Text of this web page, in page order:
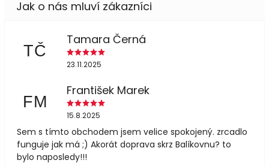
TČ
Tamara Černá
23.11.2025
FM
František Marek
15.8.2025
Sem s tímto obchodem jsem velice spokojený. zrcadlo
funguje jak má ;) Akorát doprava skrz Balíkovnu? to
bylo naposledy!!!